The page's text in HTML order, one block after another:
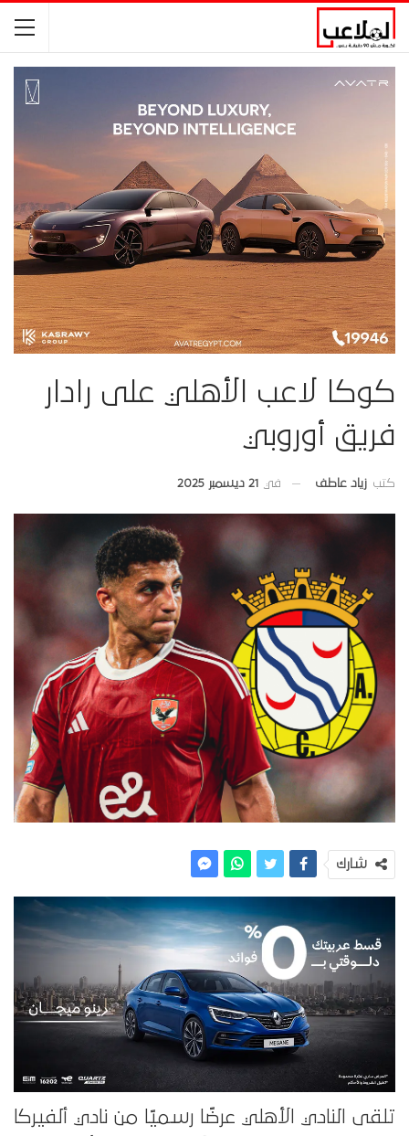
كوكا لاعب الأهلي على رادار
فريق أوروبي
كتب زياد عاطف في 21 ديسمبر 2025
شارك
تلقى النادي الأهلي عرضًا رسميًا من نادي ألفيركا